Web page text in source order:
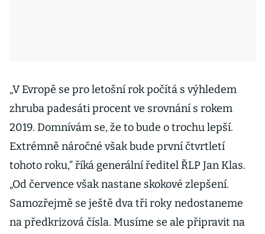
„V Evropě se pro letošní rok počítá s výhledem
zhruba padesáti procent ve srovnání s rokem
2019. Domnívám se, že to bude o trochu lepší.
Extrémně náročné však bude první čtvrtletí
tohoto roku,“ říká generální ředitel ŘLP Jan Klas.
„Od července však nastane skokové zlepšení.
Samozřejmě se ještě dva tři roky nedostaneme
na předkrizová čísla. Musíme se ale připravit na